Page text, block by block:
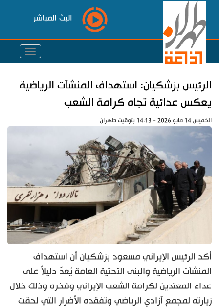
البث المباشر
الرئيس بزشكيان: استهداف المنشآت الرياضية
يعكس عدائية تجاه كرامة الشعب
الخميس 14 مايو 2026 - 14:13 بتوقيت طهران
أكد الرئيس الإيراني مسعود بزشكيان أن استهداف
المنشآت الرياضية والبنى التحتية العامة يُعدّ دليلاً على
عداء المعتدين لكرامة الشعب الإيراني وفخره وذلك خلال
زيارته لمجمع آزادي الرياضي وتفقده الأضرار التي لحقت